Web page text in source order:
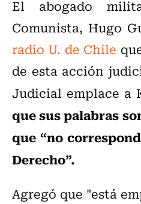
El abogado
Comunista, Hugo
radio U. de Chile
de esta acción
Judicial emplace a
que sus palabras
que “no
Derecho”.
Agregó que "está